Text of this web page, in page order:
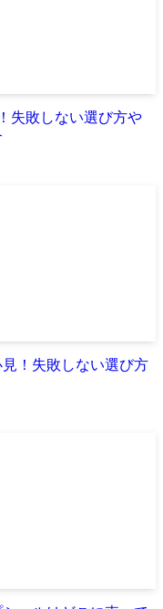
失敗しない選び方や
！失敗しない選び方